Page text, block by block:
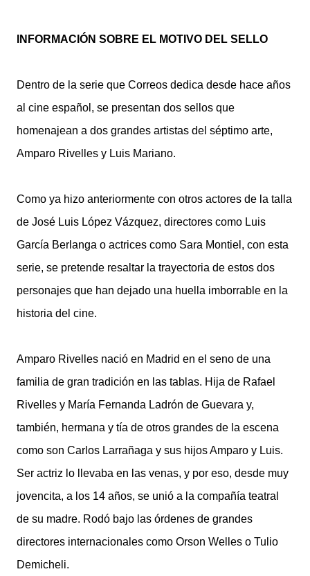
INFORMACIÓN SOBRE EL MOTIVO DEL SELLO
Dentro de la serie que Correos dedica desde hace años
al cine español, se presentan dos sellos que
homenajean a dos grandes artistas del séptimo arte,
Amparo Rivelles y Luis Mariano.
Como ya hizo anteriormente con otros actores de la talla
de José Luis López Vázquez, directores como Luis
García Berlanga o actrices como Sara Montiel, con esta
serie, se pretende resaltar la trayectoria de estos dos
personajes que han dejado una huella imborrable en la
historia del cine.
Amparo Rivelles nació en Madrid en el seno de una
familia de gran tradición en las tablas. Hija de Rafael
Rivelles y María Fernanda Ladrón de Guevara y,
también, hermana y tía de otros grandes de la escena
como son Carlos Larrañaga y sus hijos Amparo y Luis.
Ser actriz lo llevaba en las venas, y por eso, desde muy
jovencita, a los 14 años, se unió a la compañía teatral
de su madre. Rodó bajo las órdenes de grandes
directores internacionales como Orson Welles o Tulio
Demicheli.